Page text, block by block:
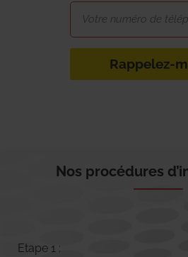
Rappelez-
Nos procédures
Etape 1 :